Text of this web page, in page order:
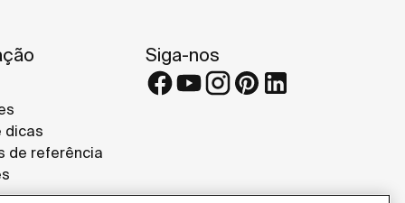
dicas
de referência
Siga-nos